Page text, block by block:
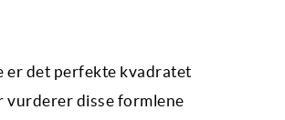
er det perfekte kvadratet
vurderer disse formlene